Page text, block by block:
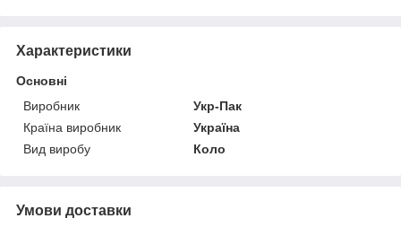
Характеристики
Основні
Виробник
Укр-Пак
Країна виробник
Україна
Вид виробу
Коло
Умови доставки